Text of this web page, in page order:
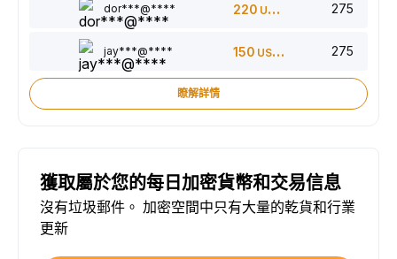
dor***@**** 220 USDT 275
jay***@**** 150 USDT 275
瞭解詳情
獲取屬於您的每日加密貨幣和交易信息
沒有垃圾郵件。 加密空間中只有大量的乾貨和行業
更新